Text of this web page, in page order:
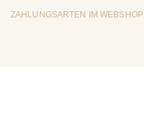
ZAHLUNGSARTEN IM WEBSHOP